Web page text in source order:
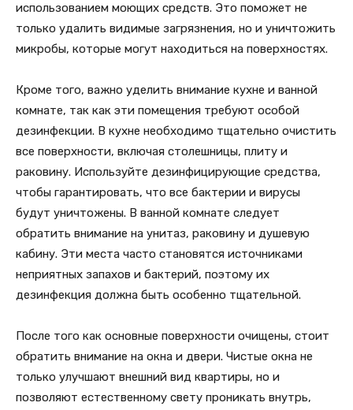
использованием моющих средств. Это поможет не
только удалить видимые загрязнения, но и уничтожить
микробы, которые могут находиться на поверхностях.
Кроме того, важно уделить внимание кухне и ванной
комнате, так как эти помещения требуют особой
дезинфекции. В кухне необходимо тщательно очистить
все поверхности, включая столешницы, плиту и
раковину. Используйте дезинфицирующие средства,
чтобы гарантировать, что все бактерии и вирусы
будут уничтожены. В ванной комнате следует
обратить внимание на унитаз, раковину и душевую
кабину. Эти места часто становятся источниками
неприятных запахов и бактерий, поэтому их
дезинфекция должна быть особенно тщательной.
После того как основные поверхности очищены, стоит
обратить внимание на окна и двери. Чистые окна не
только улучшают внешний вид квартиры, но и
позволяют естественному свету проникать внутрь,